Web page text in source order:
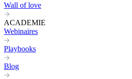
Wall of love
ACADEMIE
Webinaires
Playbooks
Blog